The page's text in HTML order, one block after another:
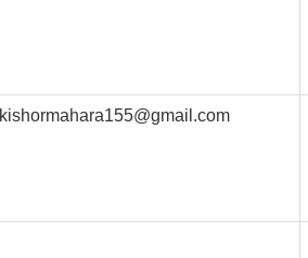
kishormahara155@gmail.com